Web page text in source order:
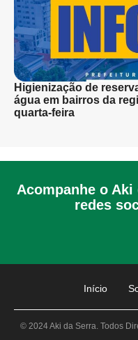
Higienização de
água em bairros da
quarta-feira
Acompanhe o Aki
redes
Início
© 2024 Aki da Serra. Todos